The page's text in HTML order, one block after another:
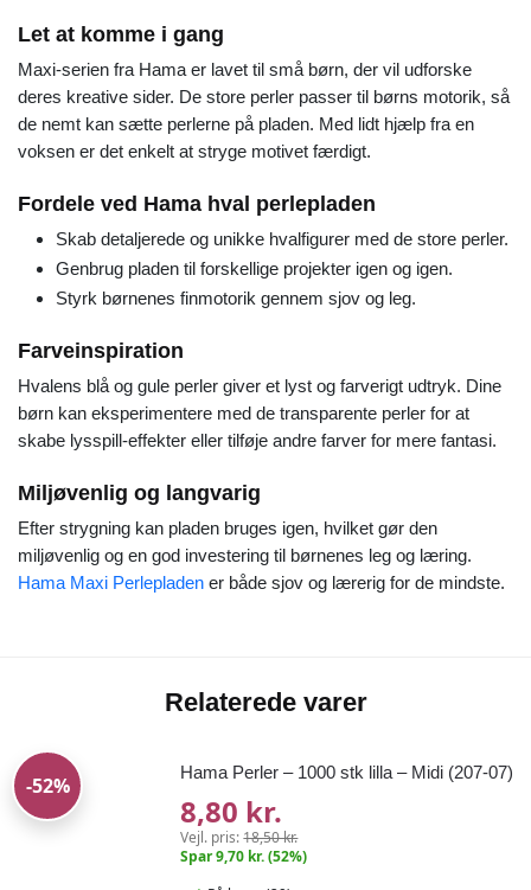
Let at komme i gang
Maxi-serien fra Hama er lavet til små børn, der vil udforske
deres kreative sider. De store perler passer til børns motorik, så
de nemt kan sætte perlerne på pladen. Med lidt hjælp fra en
voksen er det enkelt at stryge motivet færdigt.
Fordele ved Hama hval perlepladen
Skab detaljerede og unikke hvalfigurer med de store perler.
Genbrug pladen til forskellige projekter igen og igen.
Styrk børnenes finmotorik gennem sjov og leg.
Farveinspiration
Hvalens blå og gule perler giver et lyst og farverigt udtryk. Dine
børn kan eksperimentere med de transparente perler for at
skabe lysspill-effekter eller tilføje andre farver for mere fantasi.
Miljøvenlig og langvarig
Efter strygning kan pladen bruges igen, hvilket gør den
miljøvenlig og en god investering til børnenes leg og læring.
Hama Maxi Perlepladen er både sjov og lærerig for de mindste.
Relaterede varer
-52%
Hama Perler – 1000 stk lilla – Midi (207-07)
8,80 kr.
Vejl. pris:18,50 kr.
Spar 9,70 kr. (52%)